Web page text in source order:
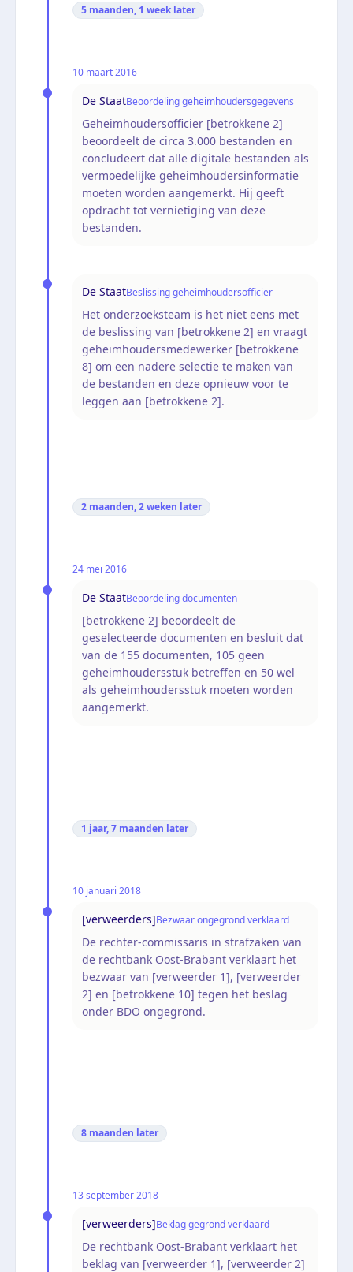
5 maanden, 1 week later
10 maart 2016
De StaatBeoordeling geheimhoudersgegevens
Geheimhoudersofficier [betrokkene 2]
beoordeelt de circa 3.000 bestanden en
concludeert dat alle digitale bestanden als
vermoedelijke geheimhoudersinformatie
moeten worden aangemerkt. Hij geeft
opdracht tot vernietiging van deze
bestanden.
De StaatBeslissing geheimhoudersofficier
Het onderzoeksteam is het niet eens met
de beslissing van [betrokkene 2] en vraagt
geheimhoudersmedewerker [betrokkene
8] om een nadere selectie te maken van
de bestanden en deze opnieuw voor te
leggen aan [betrokkene 2].
2 maanden, 2 weken later
24 mei 2016
De StaatBeoordeling documenten
[betrokkene 2] beoordeelt de
geselecteerde documenten en besluit dat
van de 155 documenten, 105 geen
geheimhoudersstuk betreffen en 50 wel
als geheimhoudersstuk moeten worden
aangemerkt.
1 jaar, 7 maanden later
10 januari 2018
[verweerders]Bezwaar ongegrond verklaard
De rechter-commissaris in strafzaken van
de rechtbank Oost-Brabant verklaart het
bezwaar van [verweerder 1], [verweerder
2] en [betrokkene 10] tegen het beslag
onder BDO ongegrond.
8 maanden later
13 september 2018
[verweerders]Beklag gegrond verklaard
De rechtbank Oost-Brabant verklaart het
beklag van [verweerder 1], [verweerder 2]